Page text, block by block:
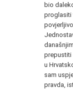
bio
proglasiti
prepustiti
u
sam
pravda,